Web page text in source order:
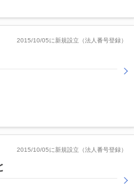
2015/10/05に新規設立（法人番号登録）
2015/10/05に新規設立（法人番号登録）